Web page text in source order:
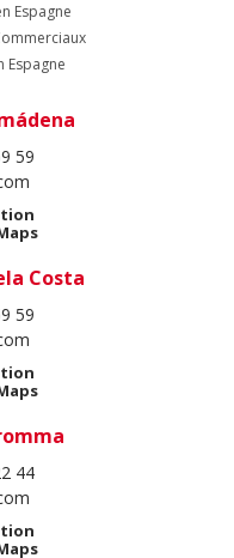
Espagne
Espagne
59
Costa
59
44